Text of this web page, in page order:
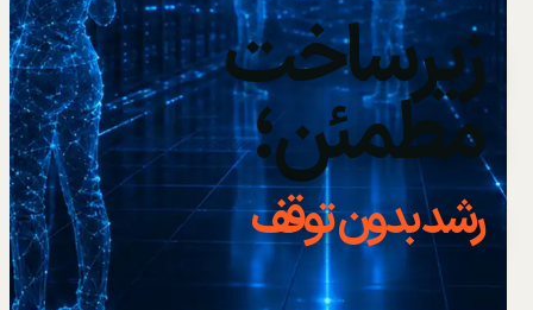
زیرساخت
مطمئن؛
رشد بدون توقف